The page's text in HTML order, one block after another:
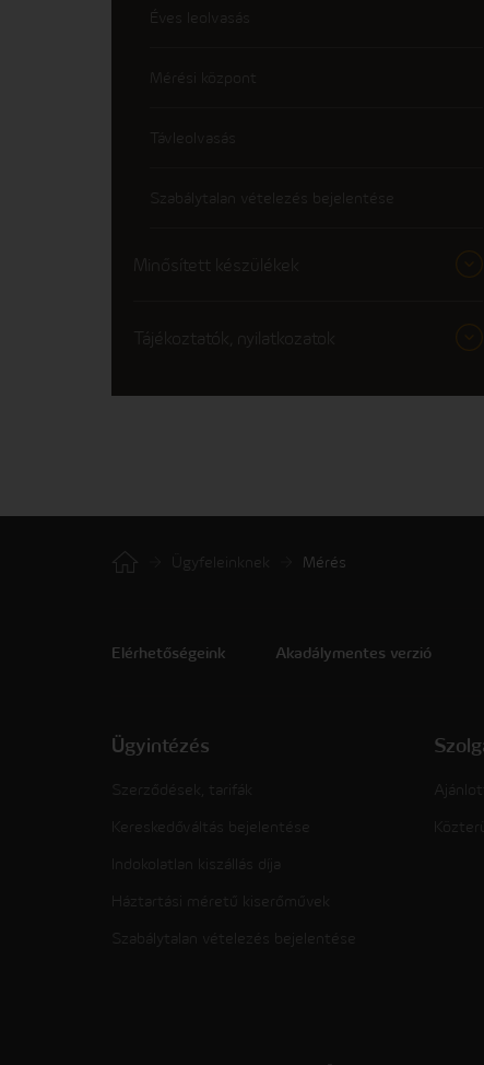
Éves leolvasás
Mérési központ
Távleolvasás
Szabálytalan vételezés bejelentése
Minősített készülékek
Tájékoztatók, nyilatkozatok
Ügyfeleinknek Mérés
Elérhetőségeink Akadálymentes verzió
Ügyintézés
Szerződések, tarifák
Kereskedőváltás bejelentése
Indokolatlan kiszállás díja
Háztartási méretű kiserőművek
Szabálytalan vételezés bejelentése